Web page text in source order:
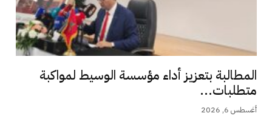
المطالبة بتعزيز أداء مؤسسة الوسيط لمواكبة
متطلبات...
أغسطس 6, 2026